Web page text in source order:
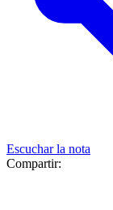
Escuchar la nota
Compartir: